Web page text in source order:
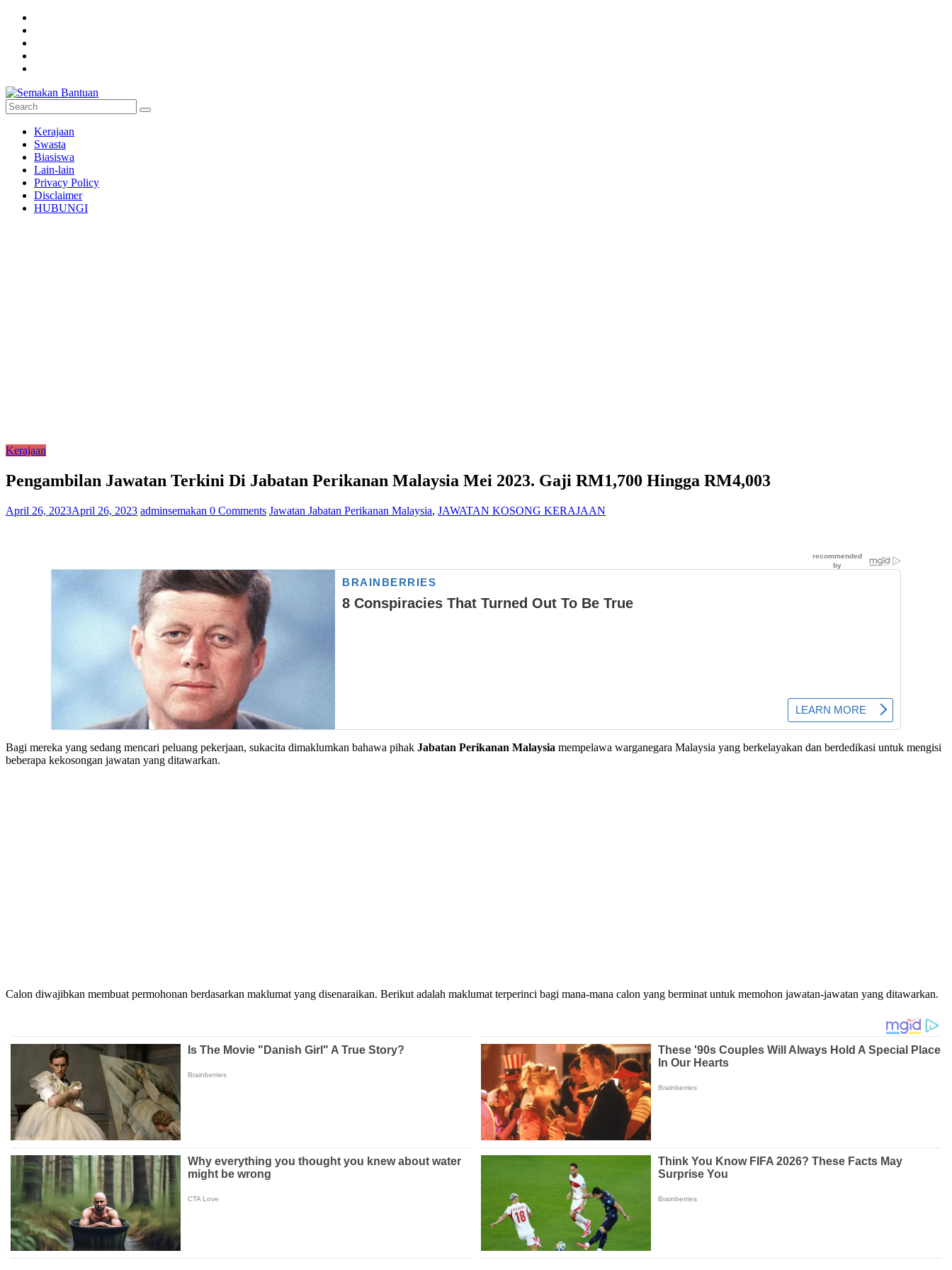
Skip
content
Semakan
Bantuan
Semakan
untuk
semua
Kerajaan
Swasta
Biasiswa
Lain-lain
Privacy Policy
Disclaimer
HUBUNGI
Kerajaan
Pengambilan Jawatan Terkini Di Jabatan Perikanan Malaysia Mei 2023. Gaji RM1,700 Hingga RM4,003
April 26, 2023April 26, 2023 adminsemakan 0 Comments Jawatan Jabatan Perikanan Malaysia, JAWATAN KOSONG KERAJAAN
Bagi mereka yang sedang mencari peluang pekerjaan, sukacita dimaklumkan bahawa pihak Jabatan Perikanan Malaysia mempelawa warganegara Malaysia yang berkelayakan dan berdedikasi untuk mengisi
beberapa kekosongan jawatan yang ditawarkan.
Calon diwajibkan membuat permohonan berdasarkan maklumat yang disenaraikan. Berikut adalah maklumat terperinci bagi mana-mana calon yang berminat untuk memohon jawatan-jawatan yang ditawarkan.